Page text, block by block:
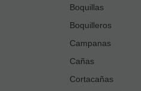
Boquillas
Boquilleros
Campanas
Cañas
Cortacañas